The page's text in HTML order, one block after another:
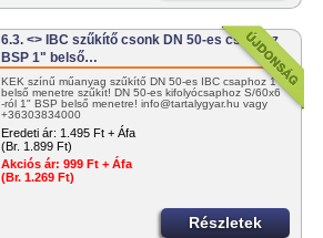
6.3. <> IBC szűkítő csonk DN 50-es csaphoz
BSP 1" belső…
KÉK színű műanyag szűkítő DN 50-es IBC csaphoz 1"
belső menetre szűkít! DN 50-es kifolyócsaphoz S/60x6
-ról 1" BSP belső menetre! info@tartalygyar.hu vagy
+36303834000
Eredeti ár: 1.495 Ft + Áfa
(Br. 1.899 Ft)
Akciós ár: 999 Ft + Áfa
(Br. 1.269 Ft)
Részletek